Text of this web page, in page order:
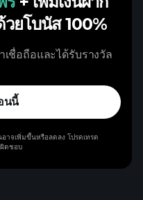
ยโบนัส 100%
ชื่อถือและได้รับรางวัล
นนี้
าจเพิ่มขึ้นหรือลดลง โปรดเทรด
ดชอบ